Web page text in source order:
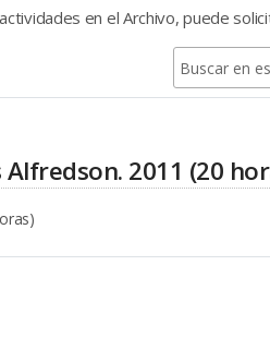
en el Archivo, puede
2011 (20